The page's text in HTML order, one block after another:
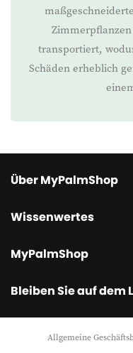
transportiert,
Schäden erheblich
Über MyPalmShop
Wissenwertes
MyPalmShop
Bleiben Sie auf dem
Allgemeine